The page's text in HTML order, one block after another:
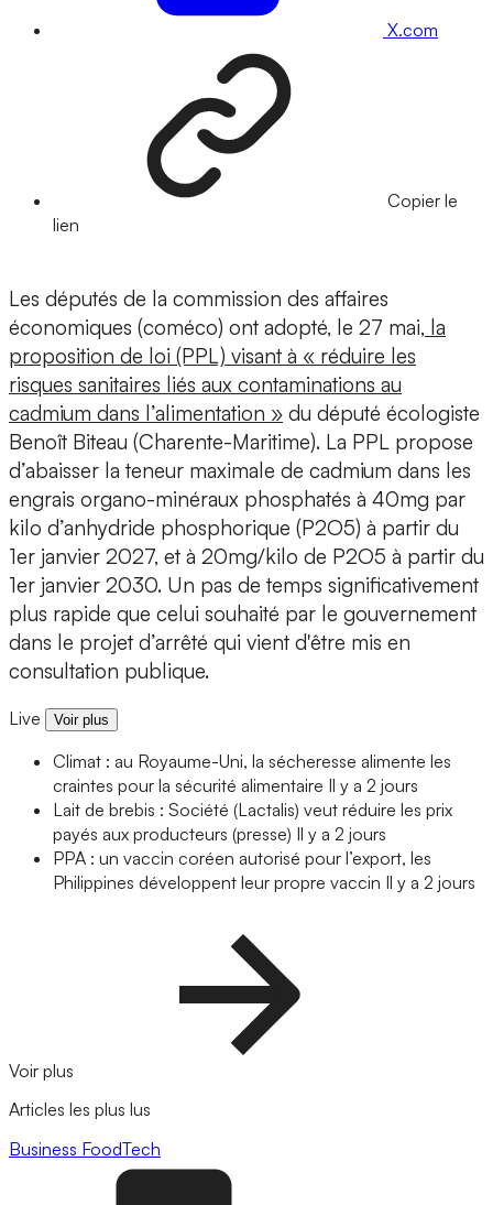
X.com
Copier le
lien
Les députés de la commission des affaires
économiques (coméco) ont adopté, le 27 mai, la
proposition de loi (PPL) visant à « réduire les
risques sanitaires liés aux contaminations au
cadmium dans l’alimentation » du député écologiste
Benoît Biteau (Charente-Maritime). La PPL propose
d’abaisser la teneur maximale de cadmium dans les
engrais organo-minéraux phosphatés à 40mg par
kilo d’anhydride phosphorique (P2O5) à partir du
1er janvier 2027, et à 20mg/kilo de P2O5 à partir du
1er janvier 2030. Un pas de temps significativement
plus rapide que celui souhaité par le gouvernement
dans le projet d’arrêté qui vient d'être mis en
consultation publique.
Live Voir plus
Climat : au Royaume-Uni, la sécheresse alimente les
craintes pour la sécurité alimentaire Il y a 2 jours
Lait de brebis : Société (Lactalis) veut réduire les prix
payés aux producteurs (presse) Il y a 2 jours
PPA : un vaccin coréen autorisé pour l’export, les
Philippines développent leur propre vaccin Il y a 2 jours
Voir plus
Articles les plus lus
Business FoodTech